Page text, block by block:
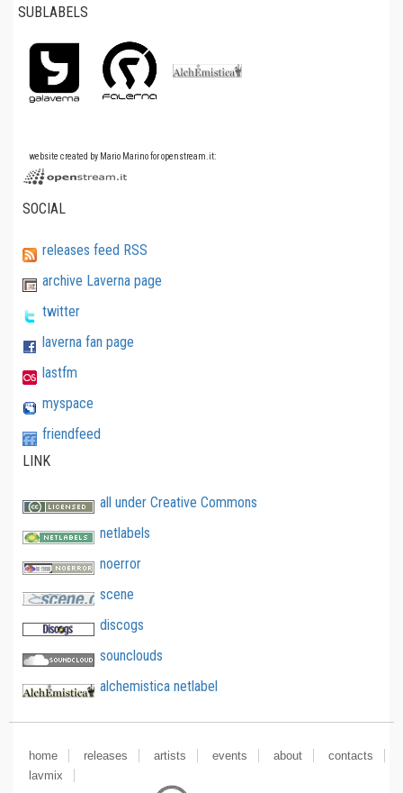
SUBLABELS
website created by Mario Marino for openstream.it:
SOCIAL
releases feed RSS
archive Laverna page
twitter
laverna fan page
lastfm
myspace
friendfeed
LINK
all under Creative Commons
netlabels
noerror
scene
discogs
sounclouds
alchemistica netlabel
home releases artists events about
contacts
lavmix